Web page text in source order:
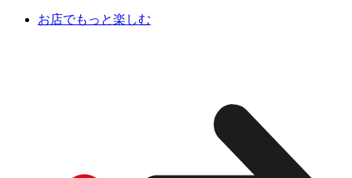
お店でもっと楽しむ